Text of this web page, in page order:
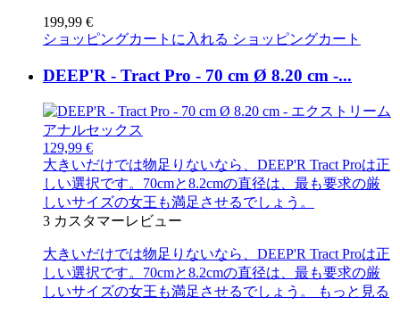
199,99 €
ショッピングカートに入れる ショッピングカート
DEEP'R - Tract Pro - 70 cm Ø 8.20 cm -...
129,99 €
大きいだけでは物足りないなら、DEEP'R Tract Proは正
しい選択です。70cmと8.2cmの直径は、最も要求の厳
しいサイズの女王も満足させるでしょう。
3 カスタマーレビュー
大きいだけでは物足りないなら、DEEP'R Tract Proは正
しい選択です。70cmと8.2cmの直径は、最も要求の厳
しいサイズの女王も満足させるでしょう。
もっと見る